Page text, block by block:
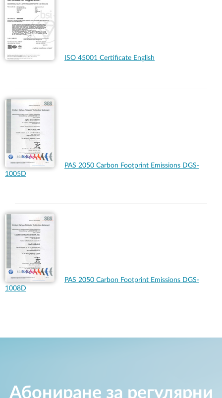
ISO 45001 Certificate English
PAS 2050 Carbon Footprint Emissions DGS-
1005D
PAS 2050 Carbon Footprint Emissions DGS-
1008D
Абониране за регулярни